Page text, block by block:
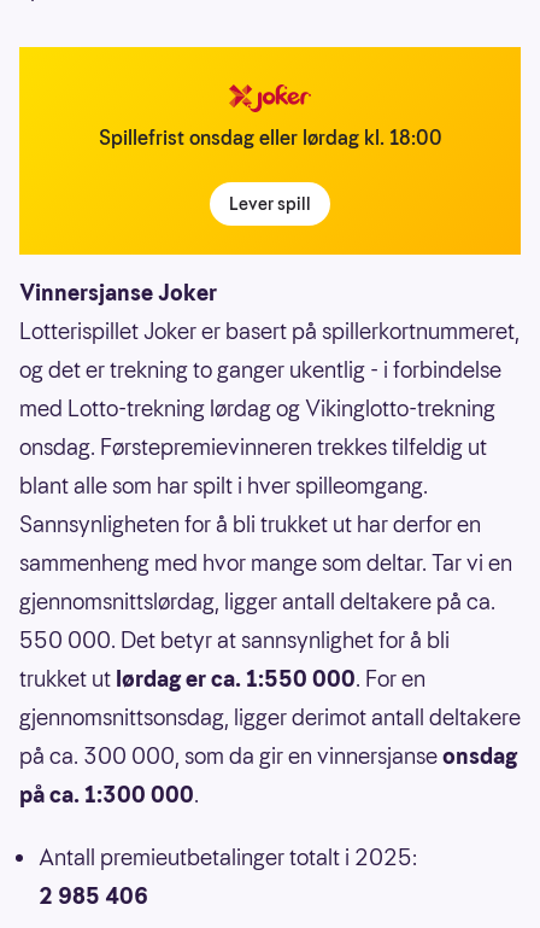
Spillefrist onsdag eller lørdag kl. 18:00
Lever spill
Vinnersjanse Joker
Lotterispillet Joker er basert på spillerkortnummeret,
og det er trekning to ganger ukentlig - i forbindelse
med Lotto-trekning lørdag og Vikinglotto-trekning
onsdag. Førstepremievinneren trekkes tilfeldig ut
blant alle som har spilt i hver spilleomgang.
Sannsynligheten for å bli trukket ut har derfor en
sammenheng med hvor mange som deltar. Tar vi en
gjennomsnittslørdag, ligger antall deltakere på ca.
550 000. Det betyr at sannsynlighet for å bli
trukket ut lørdag er ca. 1:550 000. For en
gjennomsnittsonsdag, ligger derimot antall deltakere
på ca. 300 000, som da gir en vinnersjanseonsdag
på ca. 1:300 000.
Antall premieutbetalinger totalt i 2025:
2 985 406